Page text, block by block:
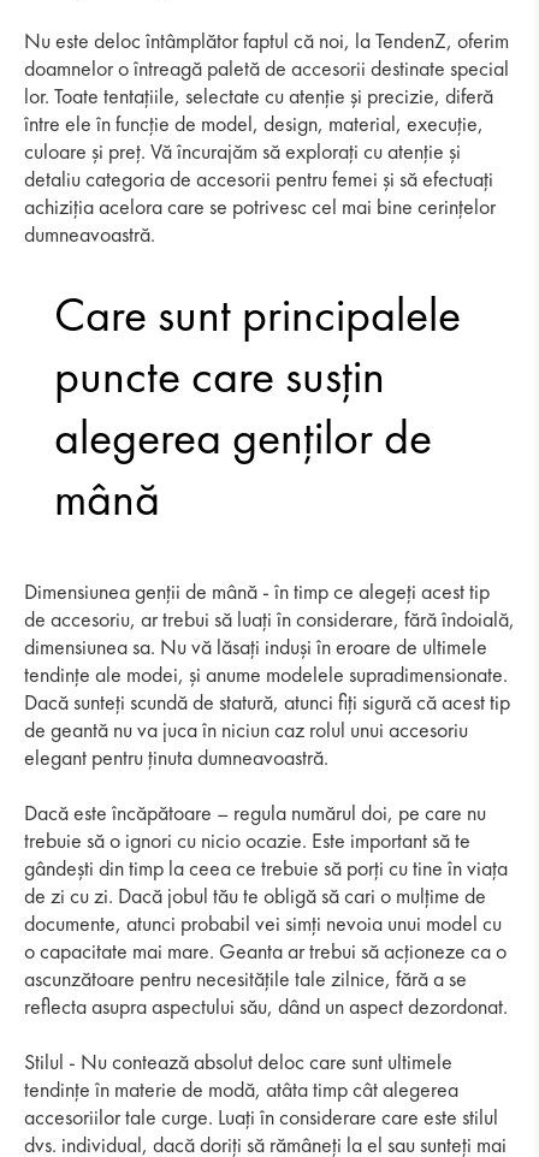
Nu este deloc întâmplător faptul că noi, la TendenZ, oferim
doamnelor o întreagă paletă de accesorii destinate special
lor. Toate tentațiile, selectate cu atenție și precizie, diferă
între ele în funcție de model, design, material, execuție,
culoare și preț. Vă încurajăm să explorați cu atenție și
detaliu categoria de accesorii pentru femei și să efectuați
achiziția acelora care se potrivesc cel mai bine cerințelor
dumneavoastră.
Care sunt principalele
puncte care susțin
alegerea genților de
mână
Dimensiunea genții de mână - în timp ce alegeți acest tip
de accesoriu, ar trebui să luați în considerare, fără îndoială,
dimensiunea sa. Nu vă lăsați induși în eroare de ultimele
tendințe ale modei, și anume modelele supradimensionate.
Dacă sunteți scundă de statură, atunci fiți sigură că acest tip
de geantă nu va juca în niciun caz rolul unui accesoriu
elegant pentru ținuta dumneavoastră.
Dacă este încăpătoare – regula numărul doi, pe care nu
trebuie să o ignori cu nicio ocazie. Este important să te
gândești din timp la ceea ce trebuie să porți cu tine în viața
de zi cu zi. Dacă jobul tău te obligă să cari o mulțime de
documente, atunci probabil vei simți nevoia unui model cu
o capacitate mai mare. Geanta ar trebui să acționeze ca o
ascunzătoare pentru necesitățile tale zilnice, fără a se
reflecta asupra aspectului său, dând un aspect dezordonat.
Stilul - Nu contează absolut deloc care sunt ultimele
tendințe în materie de modă, atâta timp cât alegerea
accesoriilor tale curge. Luați în considerare care este stilul
dvs. individual, dacă doriți să rămâneți la el sau sunteți mai